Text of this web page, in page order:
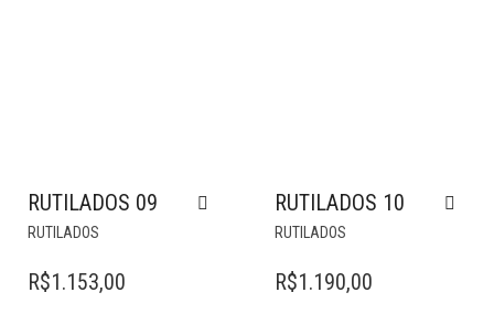
RUTILADOS 09
RUTILADOS
R$1.153,00
RUTILADOS 10
RUTILADOS
R$1.190,00